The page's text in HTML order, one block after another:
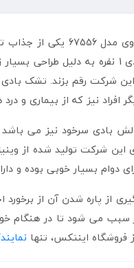
شرکت رقم بزند. تشک
افراد نیز که از بیماری و
بادی سرخود نیز می
این شرکت تولید شده از
دوام بسیار خوبی بوده و
از پاره شدن آن از
سبب می شود تا در هنگام
اینتکس، تنها